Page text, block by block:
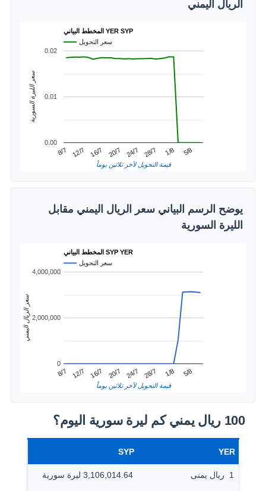
الريال اليمني
المخطط البياني YER SYP
سعر التحويل
8/7 12/7 16/7 20/7 24/7 28/7 1/8 5/8
0.00
0.01
0.02
قيمة التحويل لآخر ثلاثين يوماً
سعر الليرة السورية
يوضح الرسم البياني سعر الريال اليمني مقابل
الليرة السورية
المخطط البياني SYP YER
سعر التحويل
8/7 12/7 16/7 20/7 24/7 28/7 1/8 5/8
0
2,000,000
4,000,000
قيمة التحويل لآخر ثلاثين يوماً
سعر الريال اليمني
100 ريال يمني كم ليرة سورية اليوم؟
YER
SYP
1 ‏ ريال يمنى 3,106,014.64 ليرة سورية